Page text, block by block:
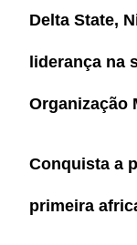
Delta State,
liderança na
Organização
Conquista a
primeira